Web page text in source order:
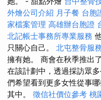
外燴公司介紹 月子餐 台胞
家檔案管理 高雄辦台胞證
北記帳士事務所專業服務
只關心自己。 北屯整骨服
擁有她。 商會在秋季推出
在該計劃中，透過採訪眾
們希望看到更多女性從事
其中。 徵信社價位參考 桃